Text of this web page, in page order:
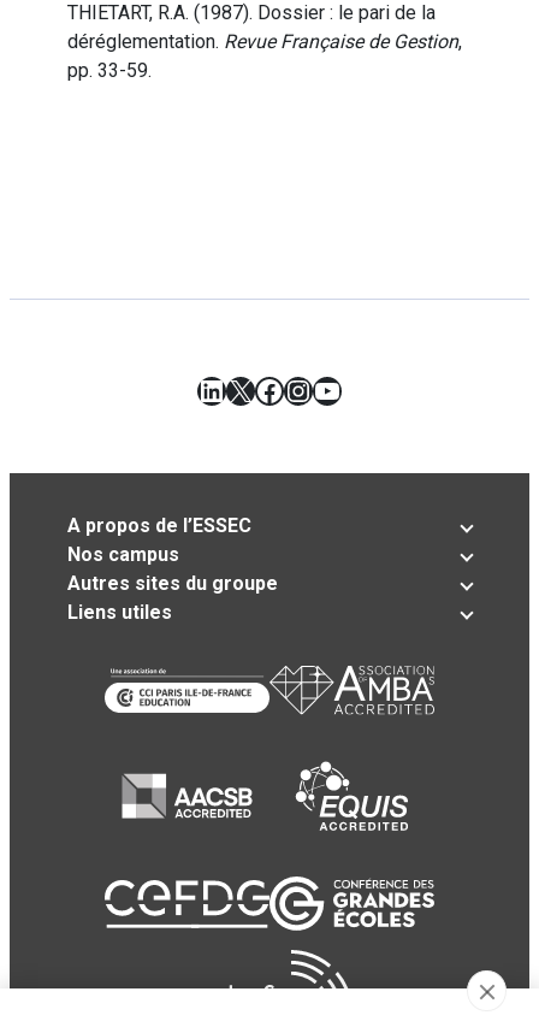
THIETART, R.A. (1987). Dossier : le pari de la
déréglementation. Revue Française de Gestion,
pp. 33-59.
LinkedIn
X Facebook
Instagram
YouTube
A propos de l’ESSEC
Nos campus
Autres sites du groupe
Liens utiles